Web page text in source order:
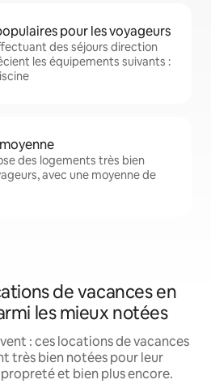
pour les voyageurs
des séjours direction
les équipements suivants :
des logements très bien
avec une moyenne de
de vacances en
les mieux notées
: ces locations de vacances
très bien notées pour leur
et bien plus encore.